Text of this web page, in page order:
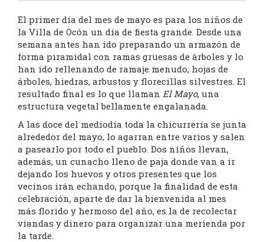
El primer día del mes de mayo es para los niños de
la Villa de Ocón un día de fiesta grande. Desde una
semana antes han ido preparando un armazón de
forma piramidal con ramas gruesas de árboles y lo
han ido rellenando de ramaje menudo, hojas de
árboles, hiedras, arbustos y florecillas silvestres. El
resultado final es lo que llaman El Mayo, una
estructura vegetal bellamente engalanada.
A las doce del mediodía toda la chicurrería se junta
alrededor del mayo, lo agarran entre varios y salen
a pasearlo por todo el pueblo. Dos niños llevan,
además, un cunacho lleno de paja donde van a ir
dejando los huevos y otros presentes que los
vecinos irán echando, porque la finalidad de esta
celebración, aparte de dar la bienvenida al mes
más florido y hermoso del año, es la de recolectar
viandas y dinero para organizar una merienda por
la tarde.